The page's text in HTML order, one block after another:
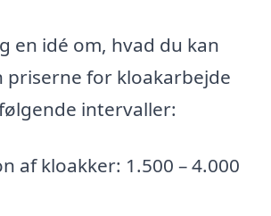
en idé om, hvad du kan
priserne for kloakarbejde
intervaller:
af kloakker: 1.500 – 4.000